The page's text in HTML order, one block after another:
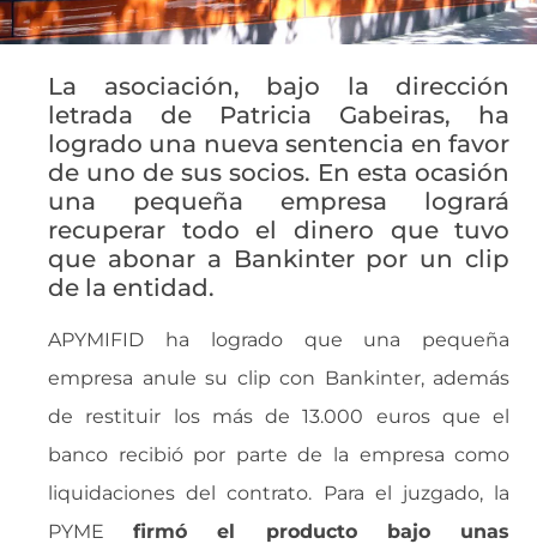
La asociación, bajo la dirección
letrada de Patricia Gabeiras, ha
logrado una nueva sentencia en favor
de uno de sus socios. En esta ocasión
una pequeña empresa logrará
recuperar todo el dinero que tuvo
que abonar a Bankinter por un clip
de la entidad.
APYMIFID ha logrado que una pequeña
empresa anule su clip con Bankinter, además
de restituir los más de 13.000 euros que el
banco recibió por parte de la empresa como
liquidaciones del contrato. Para el juzgado, la
PYMEfirmó el producto bajo unas